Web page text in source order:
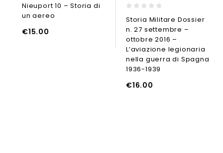
out
of
Nieuport 10 – Storia di
un aereo
€15.00
out
of
Storia Militare Dossier
n. 27 settembre –
ottobre 2016 –
L’aviazione legionaria
nella guerra di Spagna
1936-1939
€16.00
LEGGI TUTTO